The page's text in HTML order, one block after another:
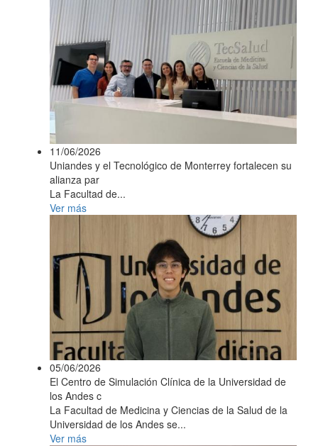
11/06/2026
Uniandes y el Tecnológico de Monterrey fortalecen su
alianza par
La Facultad de...
Ver más
05/06/2026
El Centro de Simulación Clínica de la Universidad de
los Andes c
La Facultad de Medicina y Ciencias de la Salud de la
Universidad de los Andes se...
Ver más